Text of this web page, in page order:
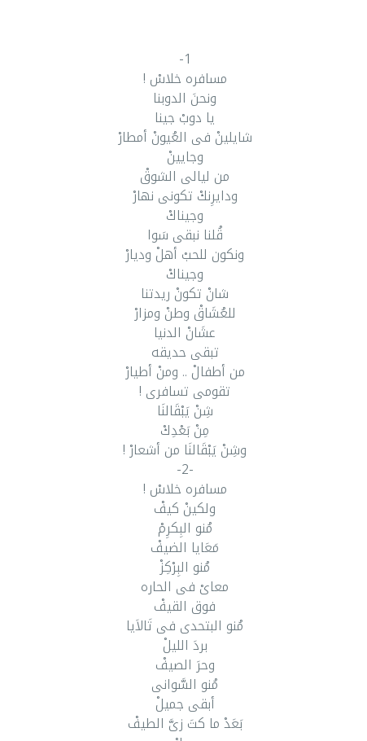
1-
مسافره خلاسْ !
ونحنَ الدوبنا
يا دوبْ جينا
شايلينْ فى العُيونْ أمطارْ
وجايينْ
من ليالى الشوقْ
ودايرِنكْ تكونى نهارْ
وجيناكْ
قُلنا نبقى سَوا
ونكون للحبْ أهلْ وديارْ
وجيناكْ
شانْ تكونْ ريدتنا
للعُشَاقْ وطنْ ومزارْ
عشَانْ الدنيا
تبقى حديقه
من أطفالْ .. ومنْ أطيارْ
تقومى تسافرى !
شِنْ يَبْقَالنَا
مِنْ بَعْدِكْ
وشِنْ يَبْقَالنَا من أشعارْ !
-2-
مسافره خلاسْ !
ولكينْ كيفْ
مُنو البِكرِمْ
مَعَايا الضيفْ
مُنو البِرْكِزْ
معاىْ فى الحاره
فوق القيفْ
مُنو البتحدى فى تَالاَيا
بردَ الليلْ
وحرَ الصيفْ
مُنو السَّوانى
أبقى جميلْ
بَعَدْ ما كتَ زىَّ الطيفْ